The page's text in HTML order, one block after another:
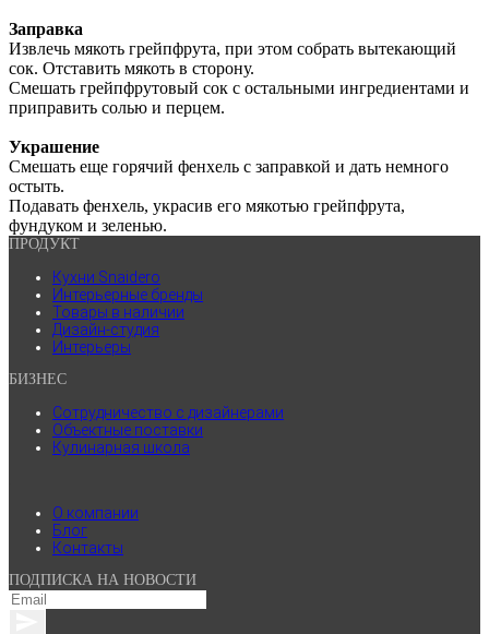
Заправка
Извлечь мякоть грейпфрута, при этом собрать вытекающий
сок. Отставить мякоть в сторону.
Смешать грейпфрутовый сок с остальными ингредиентами и
приправить солью и перцем.
Украшение
Смешать еще горячий фенхель с заправкой и дать немного
остыть.
Подавать фенхель, украсив его мякотью грейпфрута,
фундуком и зеленью.
ПРОДУКТ
Кухни Snaidero
Интерьерные бренды
Товары в наличии
Дизайн-студия
Интерьеры
БИЗНЕС
Сотрудничество с дизайнерами
Объектные поставки
Кулинарная школа
О компании
Блог
Контакты
ПОДПИСКА НА НОВОСТИ